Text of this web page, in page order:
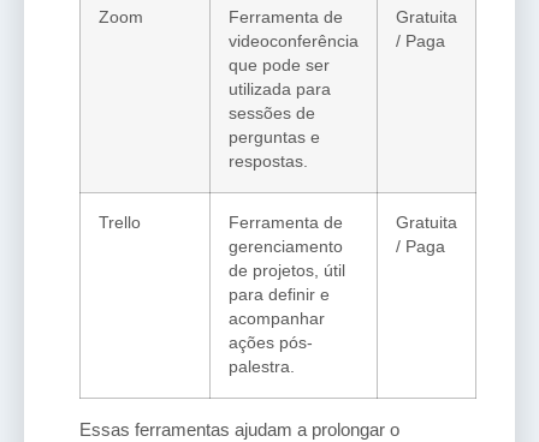
Zoom
Ferramenta de
videoconferência
que pode ser
utilizada para
sessões de
perguntas e
respostas.
Gratuita
/ Paga
Trello
Ferramenta de
gerenciamento
de projetos, útil
para definir e
acompanhar
ações pós-
palestra.
Gratuita
/ Paga
Essas ferramentas ajudam a prolongar o